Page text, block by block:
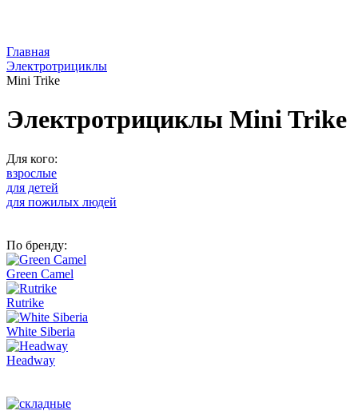
Главная
Электротрициклы
Mini Trike
Электротрициклы Mini Trike
Для кого:
взрослые
для детей
для пожилых людей
По бренду:
Green Camel
Rutrike
White Siberia
Headway